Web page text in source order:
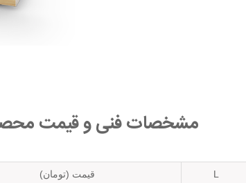
مشخصات فنی و قیمت
L قیمت (تومان)